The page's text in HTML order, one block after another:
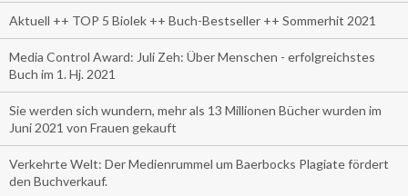
Aktuell ++ TOP 5 Biolek ++ Buch-Bestseller ++ Sommerhit 2021
Media Control Award: Juli Zeh: Über Menschen - erfolgreichstes
Buch im 1. Hj. 2021
Sie werden sich wundern, mehr als 13 Millionen Bücher wurden im
Juni 2021 von Frauen gekauft
Verkehrte Welt: Der Medienrummel um Baerbocks Plagiate fördert
den Buchverkauf.